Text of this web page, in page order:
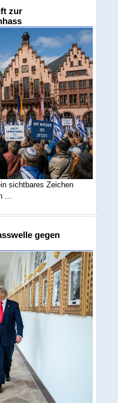
zur
sichtbares Zeichen
...
gegen